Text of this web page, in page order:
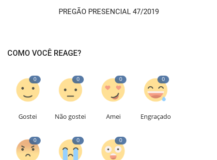
PREGÃO PRESENCIAL 47/2019
COMO VOCÊ REAGE?
0
Gostei
0
Não gostei
0
Amei
0
Engraçado
0 0 0